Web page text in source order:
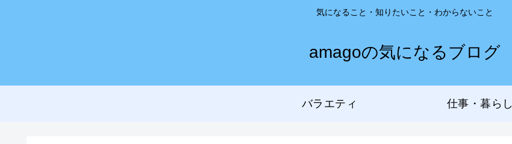
気になること・知りたいこと・わからないこと
amagoの気になるブログ
バラエティ 仕事・暮らし